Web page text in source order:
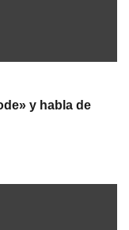
y habla de